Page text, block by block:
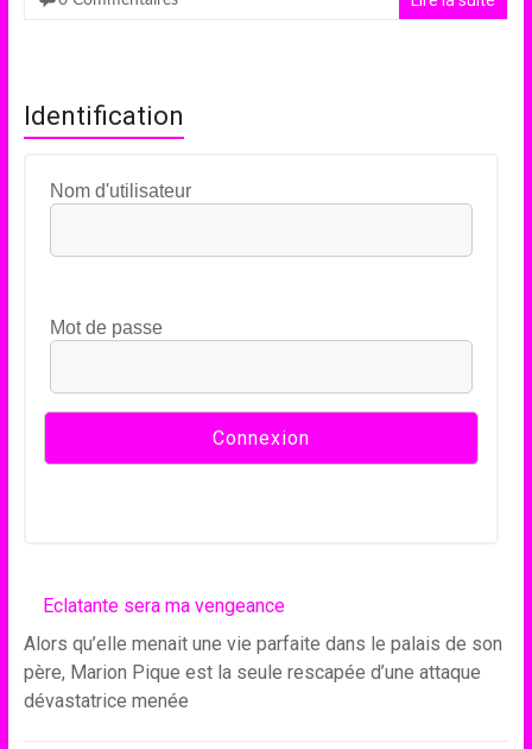
Identification
Nom d'utilisateur
Mot de passe
Eclatante sera ma vengeance
Alors qu’elle menait une vie parfaite dans le palais de son
père, Marion Pique est la seule rescapée d’une attaque
dévastatrice menée